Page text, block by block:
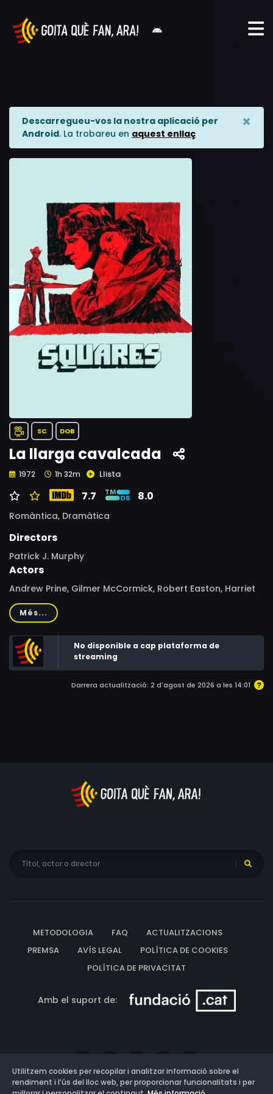
Descarregueu-vos la nostra aplicació per
Android. La trobareu en aquest enllaç
×
SC DOB
La llarga cavalcada
1972 1h 32m Llista
7.7 8.0
Romàntica, Dramàtica
Directors
Patrick J. Murphy
Actors
Andrew Prine, Gilmer McCormick, Robert Easton, Harriet
Medin, Jack Mather, Dean Smith, Tom Hennesy, Tom
Basham, William Wintersole
Més...
No disponible a cap plataforma de
streaming
Darrera actualització: 2 d'agost de 2026 a les 14:01
METODOLOGIA FAQ
ACTUALITZACIONS
PREMSA
AVÍS LEGAL
POLÍTICA DE COOKIES
POLÍTICA DE PRIVACITAT
Amb el suport de:
Utilitzem cookies per recopilar i analitzar informació sobre el
rendiment i l’ús del lloc web, per proporcionar funcionalitats i per